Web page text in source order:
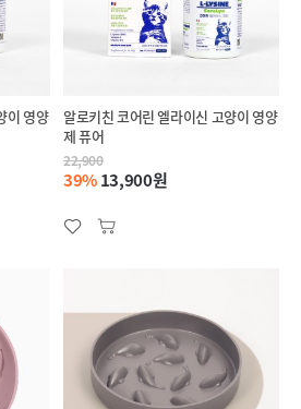
이 영양
알로키친 코어린 엘라이신 고양이 영양
제 퓨어
22,900
39%13,900원